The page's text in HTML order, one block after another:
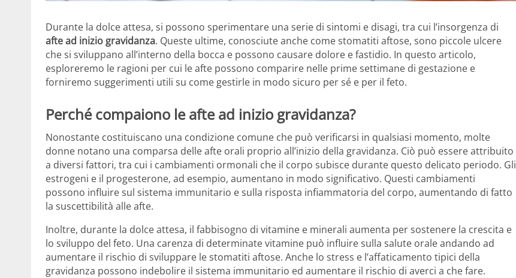
Durante la dolce attesa, si possono sperimentare una serie di sintomi e disagi, tra cui l’insorgenza di
afte ad inizio gravidanza. Queste ultime, conosciute anche come stomatiti aftose, sono piccole ulcere
che si sviluppano all’interno della bocca e possono causare dolore e fastidio. In questo articolo,
esploreremo le ragioni per cui le afte possono comparire nelle prime settimane di gestazione e
forniremo suggerimenti utili su come gestirle in modo sicuro per sé e per il feto.
Perché compaiono le afte ad inizio gravidanza?
Nonostante costituiscano una condizione comune che può verificarsi in qualsiasi momento, molte
donne notano una comparsa delle afte orali proprio all’inizio della gravidanza. Ciò può essere attribuito
a diversi fattori, tra cui i cambiamenti ormonali che il corpo subisce durante questo delicato periodo. Gli
estrogeni e il progesterone, ad esempio, aumentano in modo significativo. Questi cambiamenti
possono influire sul sistema immunitario e sulla risposta infiammatoria del corpo, aumentando di fatto
la suscettibilità alle afte.
Inoltre, durante la dolce attesa, il fabbisogno di vitamine e minerali aumenta per sostenere la crescita e
lo sviluppo del feto. Una carenza di determinate vitamine può influire sulla salute orale andando ad
aumentare il rischio di sviluppare le stomatiti aftose. Anche lo stress e l’affaticamento tipici della
gravidanza possono indebolire il sistema immunitario ed aumentare il rischio di averci a che fare.